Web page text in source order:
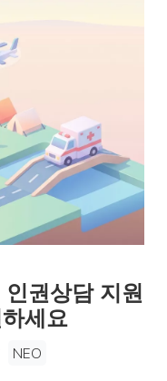
권상담 지원
세요
NEO